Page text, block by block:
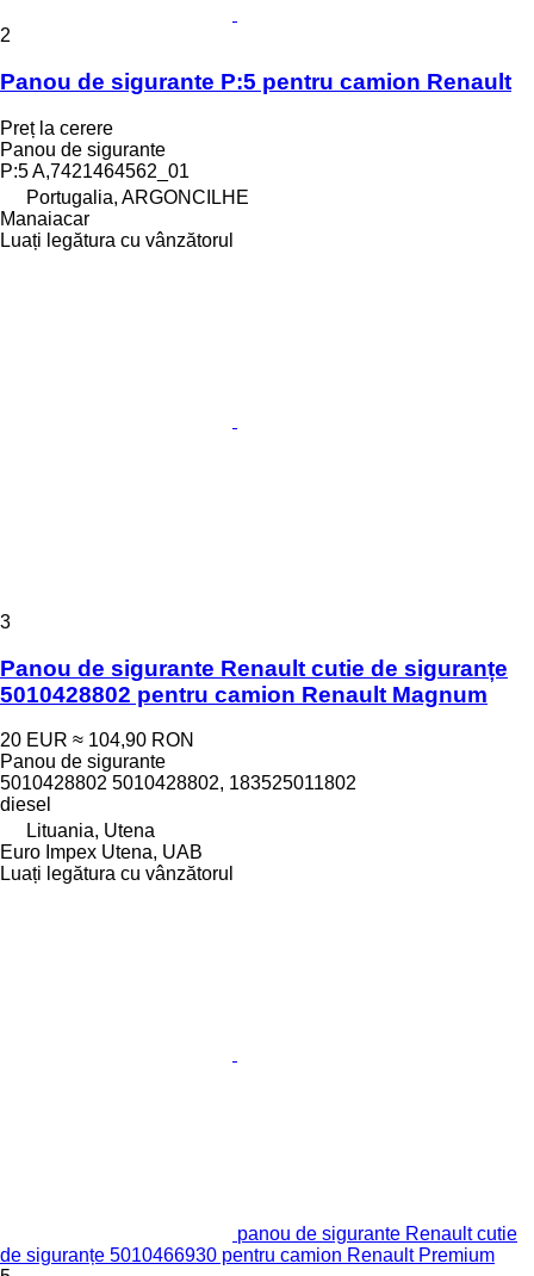
2
Panou de sigurante P:5 pentru camion Renault
Preț la cerere
Panou de sigurante
P:5 A,7421464562_01
Portugalia, ARGONCILHE
Manaiacar
Luați legătura cu vânzătorul
3
Panou de sigurante Renault cutie de siguranțe
5010428802 pentru camion Renault Magnum
20 EUR ≈ 104,90 RON
Panou de sigurante
5010428802 5010428802, 183525011802
diesel
Lituania, Utena
Euro Impex Utena, UAB
Luați legătura cu vânzătorul
panou de sigurante Renault cutie
de siguranțe 5010466930 pentru camion Renault Premium